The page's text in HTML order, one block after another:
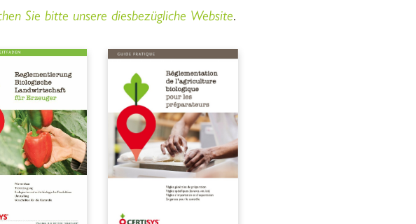
Sie bitte unsere diesbezügliche Website.